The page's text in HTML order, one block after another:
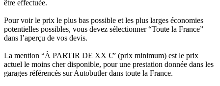
être effectuée.
Pour voir le prix le plus bas possible et les plus larges économies
potentielles possibles, vous devez sélectionner “Toute la France”
dans l’aperçu de vos devis.
La mention “À PARTIR DE XX €” (prix minimum) est le prix
actuel le moins cher disponible, pour une prestation donnée dans les
garages référencés sur Autobutler dans toute la France.